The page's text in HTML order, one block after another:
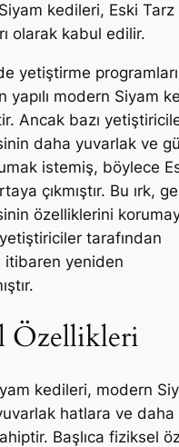
kedileri, Eski Tarz
olarak kabul edilir.
yetiştirme
yapılı modern Siyam
Ancak bazı
daha yuvarlak ve
istemiş, böylece
çıkmıştır. Bu ırk,
özelliklerini
tarafından
itibaren yeniden
Özellikleri
kedileri, modern
hatlara ve daha
Başlıca fiziksel